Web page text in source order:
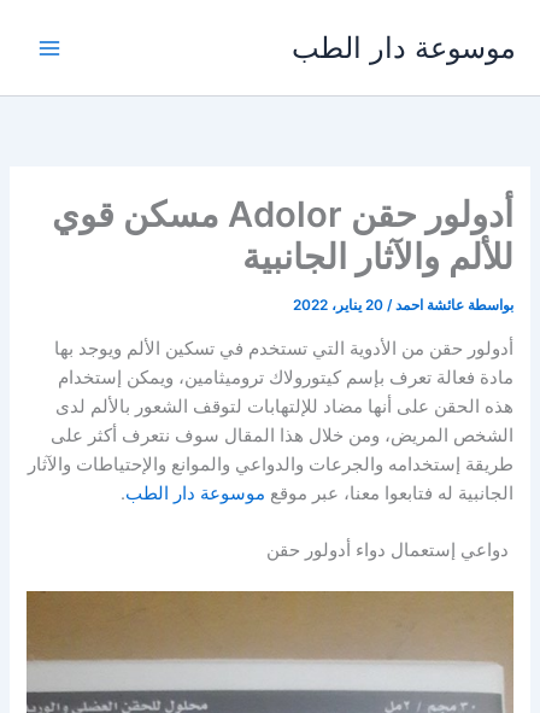
المحتوى
موسوعة دار الطب
أدولور حقن Adolor مسكن قوي
للألم والآثار الجانبية
بواسطة عائشة احمد/20 يناير، 2022
أدولور حقن من الأدوية التي تستخدم في تسكين الألم ويوجد بها
مادة فعالة تعرف بإسم كيتورولاك تروميثامين، ويمكن إستخدام
هذه الحقن على أنها مضاد للإلتهابات لتوقف الشعور بالألم لدى
الشخص المريض، ومن خلال هذا المقال سوف نتعرف أكثر على
طريقة إستخدامه والجرعات والدواعي والموانع والإحتياطات والآثار
الجانبية له فتابعوا معنا، عبر موقع موسوعة دار الطب.
دواعي إستعمال دواء أدولور حقن